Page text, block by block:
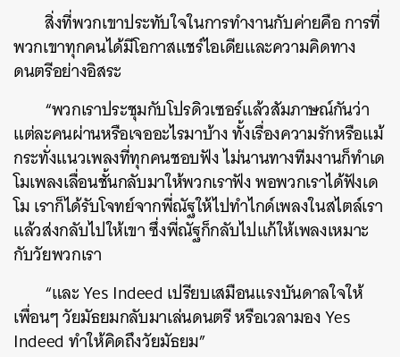
สิ่งที่พวกเขาประทับใจในการทำงานกับค่ายคือ การที่
พวกเขาทุกคนได้มีโอกาสแชร์ไอเดียและความคิดทาง
ดนตรีอย่างอิสระ
“พวกเราประชุมกับโปรดิวเซอร์แล้วสัมภาษณ์กันว่า
แต่ละคนผ่านหรือเจออะไรมาบ้าง ทั้งเรื่องความรักหรือแม้
กระทั่งแนวเพลงที่ทุกคนชอบฟัง ไม่นานทางทีมงานก็ทำเด
โมเพลงเลื่อนชั้นกลับมาให้พวกเราฟัง พอพวกเราได้ฟังเด
โม เราก็ได้รับโจทย์จากพี่ณัฐให้ไปทำไกด์เพลงในสไตล์เรา
แล้วส่งกลับไปให้เขา ซึ่งพี่ณัฐก็กลับไปแก้ให้เพลงเหมาะ
กับวัยพวกเรา
“และ Yes Indeed เปรียบเสมือนแรงบันดาลใจให้
เพื่อนๆ วัยมัธยมกลับมาเล่นดนตรี หรือเวลามอง Yes
Indeed ทำให้คิดถึงวัยมัธยม”
ค้นหา
SHARE TWEET LINE EMAIL